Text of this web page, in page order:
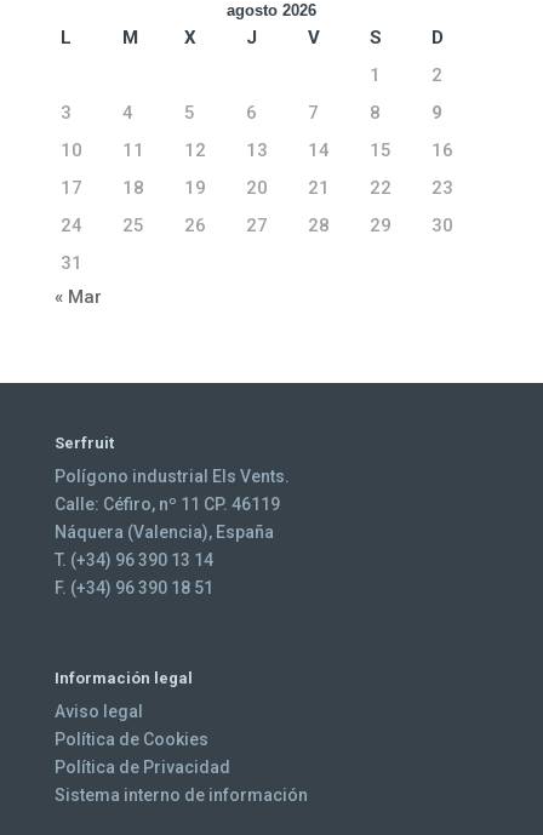
agosto 2026
L M X J V S
D
1
2
3
4 5 6 7 8
9
10
11 12 13 14 15
16
17
18 19 20 21 22
23
24
25 26 27 28 29
30
31
« Mar
Serfruit
Polígono industrial Els Vents.
Calle: Céfiro, nº 11 CP. 46119
Náquera (Valencia), España
T. (+34) 96 390 13 14
F. (+34) 96 390 18 51
Información legal
Aviso legal
Política de Cookies
Política de Privacidad
Sistema interno de información